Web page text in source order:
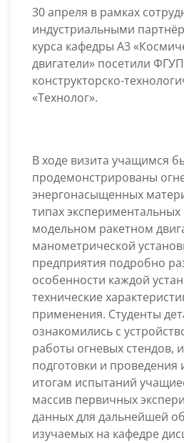
ФГУП
бюро
30 апреля в рамках
индустриальными
курса кафедры А3
двигатели» посетили
конструкторско-
«Технолог».
В ходе визита учащимся
продемонстрированы
энергонасыщенных
типах экспериментальных
модельном ракетном
манометрической
предприятия подробно
особенности каждой
технические
применения. Студенты
ознакомились с
работы огневых стендов,
подготовки и
итогам испытаний
массив первичных
данных для дальнейшей
изучаемых на кафедре